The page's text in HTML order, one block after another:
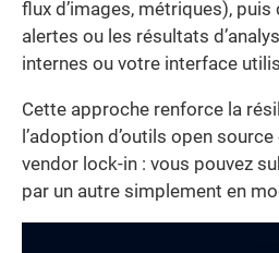
flux d’images, métriques), puis
alertes ou les résultats
internes ou votre interface
Cette approche renforce la
l’adoption d’outils open
vendor lock-in : vous pouvez
par un autre simplement en